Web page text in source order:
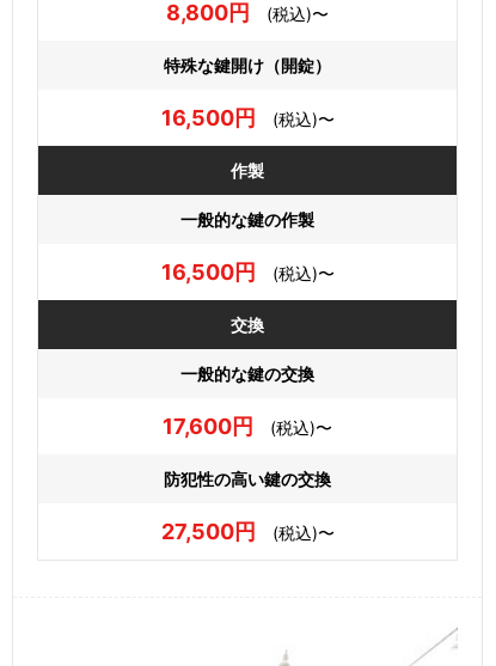
8,800円 (税込)〜
特殊な鍵開け（開錠）
16,500円 (税込)〜
作製
一般的な鍵の作製
16,500円 (税込)〜
交換
一般的な鍵の交換
17,600円 (税込)〜
防犯性の高い鍵の交換
27,500円 (税込)〜